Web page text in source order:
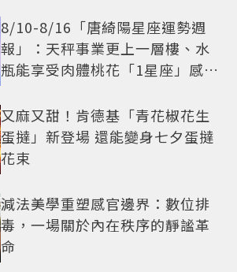
8/10-8/16「唐綺陽星座運勢週
報」：天秤事業更上一層樓、水
瓶能享受肉體桃花「1星座」感情
又麻又甜！肯德基「青花椒花生
蛋撻」新登場 還能變身七夕蛋撻
花束
減法美學重塑感官邊界：數位排
毒，一場關於內在秩序的靜謐革
命